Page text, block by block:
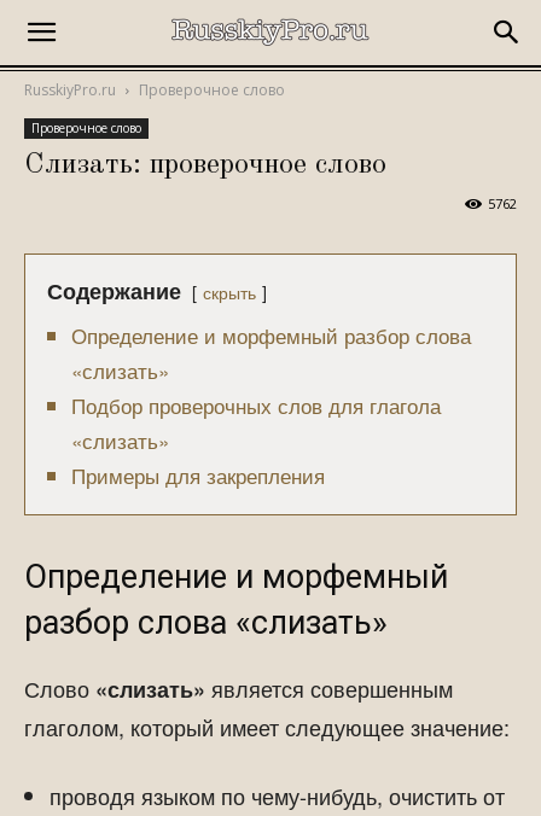
RusskiyPro.ru Проверочное слово
Проверочное слово
Слизать: проверочное слово
5762
Содержание скрыть
Определение и морфемный разбор слова
«слизать»
Подбор проверочных слов для глагола
«слизать»
Примеры для закрепления
Определение и морфемный
разбор слова «слизать»
Слово «слизать» является совершенным
глаголом, который имеет следующее значение:
проводя языком по чему-нибудь, очистить от